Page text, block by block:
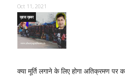
Oct 11, 2021
क्या मूर्ति लगाने के लिए होगा अतिक्रमण पर
ख़ास ख़बर